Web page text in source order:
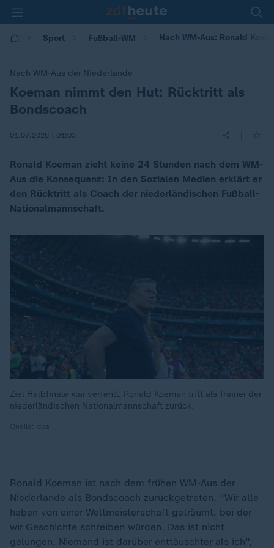
Sport Fußball-WM Nach WM-Aus: Ronald
Nach WM-Aus der Niederlande
:Koeman nimmt den Hut: Rücktritt als
Bondscoach
01.07.2026 | 01:03
Ronald Koeman zieht keine 24 Stunden nach dem WM-
Aus die Konsequenz: In den Sozialen Medien erklärt er
den Rücktritt als Coach der niederländischen Fußball-
Nationalmannschaft.
Ziel Halbfinale klar verfehlt: Ronald Koeman tritt als Trainer der
niederländischen Nationalmannschaft zurück.
Ronald Koeman ist nach dem frühen WM-Aus der
Niederlande als Bondscoach zurückgetreten. "Wir alle
haben von einer Weltmeisterschaft geträumt, bei der
wir Geschichte schreiben würden. Das ist nicht
gelungen. Niemand ist darüber enttäuschter als ich",